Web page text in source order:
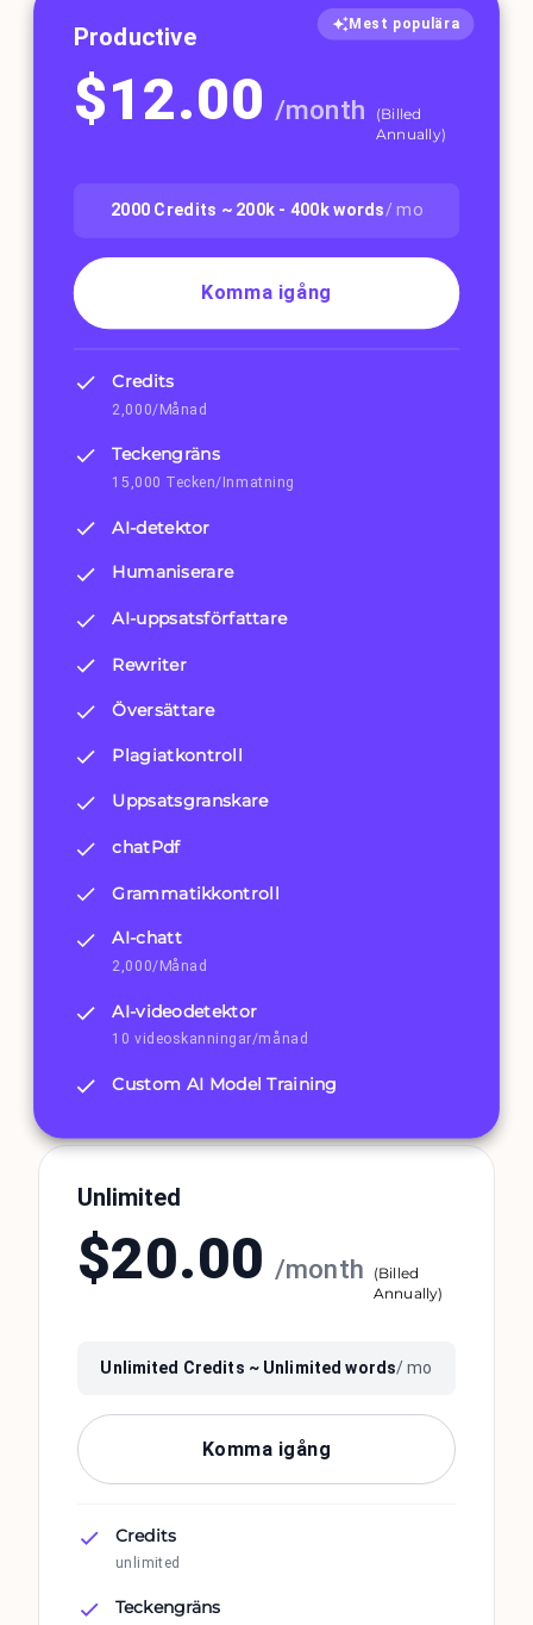
Mest populära
Productive
$12.00 /month (Billed
Annually)
2000 Credits ~ 200k - 400kwords/ mo
Komma igång
Credits
2,000/Månad
Teckengräns
15,000 Tecken/Inmatning
AI-detektor
Humaniserare
AI-uppsatsförfattare
Rewriter
Översättare
Plagiatkontroll
Uppsatsgranskare
chatPdf
Grammatikkontroll
AI-chatt
2,000/Månad
AI-videodetektor
10 videoskanningar/månad
Custom AI Model Training
Unlimited
$20.00 /month (Billed
Annually)
Unlimited Credits ~ Unlimited words/ mo
Komma igång
Credits
unlimited
Teckengräns